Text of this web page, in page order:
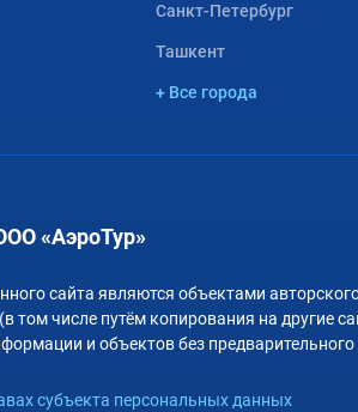
Санкт-Петербург
Ташкент
+ Все города
«АэроТур»
сайта являются объектами
том числе путём копирования на другие
и объектов без
субъекта персональных данных